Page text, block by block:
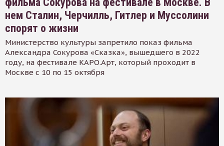
нем Сталин, Черчилль, Гитлер и Муссолини
спорят о жизни
Министерство культуры запретило показ фильма
Александра Сокурова «Сказка», вышедшего в 2022
году, на фестивале КАРО.Арт, который проходит в
Москве с 10 по 15 октября